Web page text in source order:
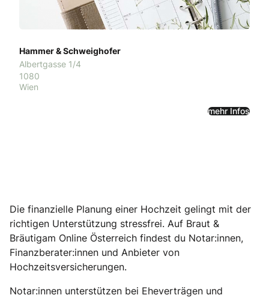
Hammer & Schweighofer
Albertgasse 1/4
1080
Wien
mehr Infos
Die finanzielle Planung einer Hochzeit gelingt mit der
richtigen Unterstützung stressfrei. Auf Braut &
Bräutigam Online Österreich findest du Notar:innen,
Finanzberater:innen und Anbieter von
Hochzeitsversicherungen.
Notar:innen unterstützen bei Eheverträgen und